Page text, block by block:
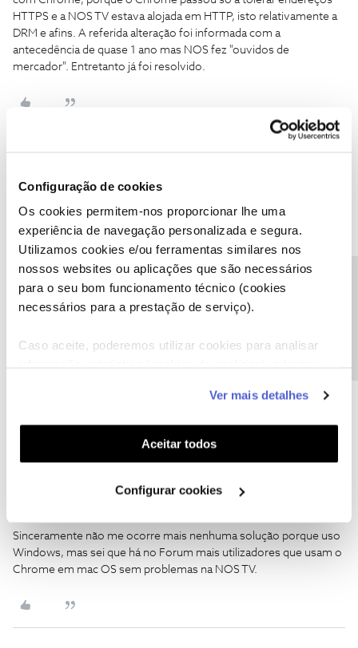
Configuração de cookies
Os cookies permitem-nos proporcionar lhe uma
experiência de navegação personalizada e segura.
Utilizamos cookies e/ou ferramentas similares nos
nossos websites ou aplicações que são necessários
para o seu bom funcionamento técnico (cookies
necessários para a prestação de serviço).
Caso aceite, poderemos utilizar cookies para analisar
funcionalidades (cookies de personalização e
funcionalidade) e adaptar anúncios aos seus interesses
(cookies de publicidade personalizada). Pode gerir a
utilização dos cookies clicando em "Configurar
Ver mais detalhes
Aceitar todos
Configurar cookies
HTTPS e a NOS TV estava alojada em HTTP, isto relativamente a
DRM e afins. A referida alteração foi informada com a
antecedência de quase 1 ano mas NOS fez "ouvidos de
mercador". Entretanto já foi resolvido.
televisão. quando tiverem esta questão resolvida, avisem-me,
porque não é assim tão importante. como tudo na vida, há
sempre solução, principalmente para quem paga tanto dinheiro
por mês.
Sinceramente não me ocorre mais nenhuma solução porque uso
Windows, mas sei que há no Forum mais utilizadores que usam o
Chrome em mac OS sem problemas na NOS TV.